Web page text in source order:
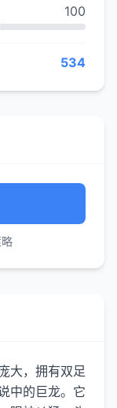
100
534
大，拥有双足
中的巨龙。它